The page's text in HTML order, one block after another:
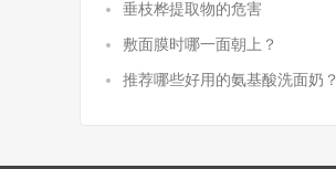
垂枝桦提取物的危害
敷面膜时哪一面朝上？
推荐哪些好用的氨基酸洗面奶？